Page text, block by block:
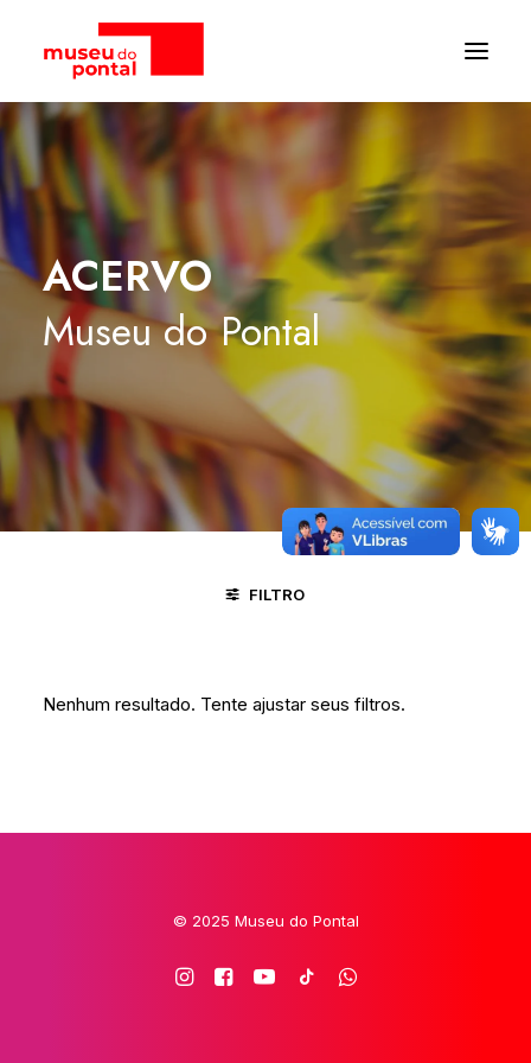
ACERVO
Museu do Pontal
FILTRO
Nenhum resultado. Tente ajustar seus filtros.
© 2025 Museu do Pontal